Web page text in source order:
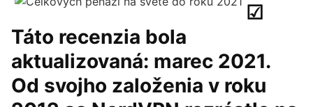
☑︎
Táto recenzia bola
aktualizovaná: marec 2021.
Od svojho založenia v roku